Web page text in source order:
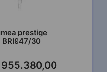
prestige
30
955.380,00